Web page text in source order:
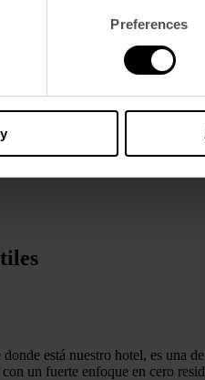
Preferences
está nuestro hotel, es
un fuerte enfoque en cero